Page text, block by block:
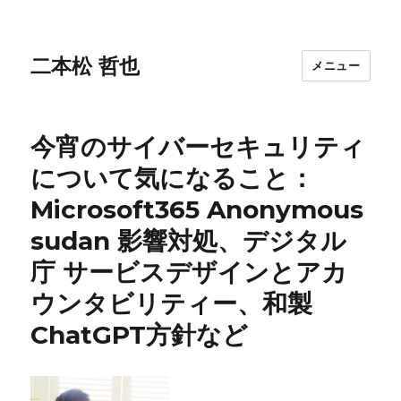
二本松 哲也 メニュー
今宵のサイバーセキュリティ
について気になること：
Microsoft365 Anonymous
sudan 影響対処、デジタル
庁 サービスデザインとアカ
ウンタビリティー、和製
ChatGPT方針など